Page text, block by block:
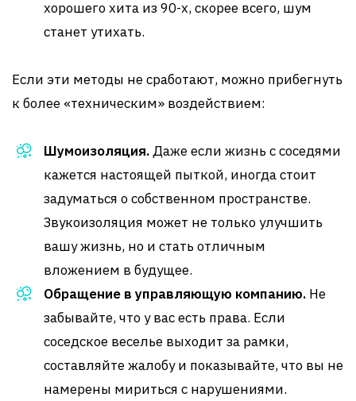
хорошего хита из 90-х, скорее всего, шум
станет утихать.
Если эти методы не сработают, можно прибегнуть
к более «техническим» воздействием:
Шумоизоляция.Даже если жизнь с соседями
кажется настоящей пыткой, иногда стоит
задуматься о собственном пространстве.
Звукоизоляция может не только улучшить
вашу жизнь, но и стать отличным
вложением в будущее.
Обращение в управляющую компанию. Не
забывайте, что у вас есть права. Если
соседское веселье выходит за рамки,
составляйте жалобу и показывайте, что вы не
намерены мириться с нарушениями.